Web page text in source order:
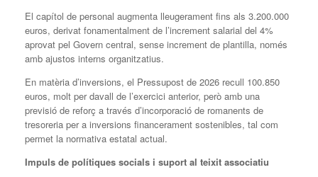
El capítol de personal augmenta lleugerament fins als 3.200.000
euros, derivat fonamentalment de l’increment salarial del 4%
aprovat pel Govern central, sense increment de plantilla, només
amb ajustos interns organitzatius.
En matèria d’inversions, el Pressupost de 2026 recull 100.850
euros, molt per davall de l’exercici anterior, però amb una
previsió de reforç a través d’incorporació de romanents de
tresoreria per a inversions financerament sostenibles, tal com
permet la normativa estatal actual.
Impuls de polítiques socials i suport al teixit associatiu